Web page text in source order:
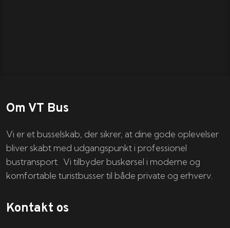
Om VT Bus
Vi er et busselskab, der sikrer, at dine gode oplevelser
bliver skabt med udgangspunkt i professionel
bustransport. Vi tilbyder buskørsel i moderne og
komfortable turistbusser til både private og erhverv.
Kontakt os